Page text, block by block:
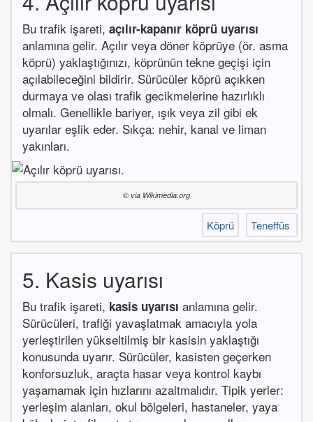
Bu trafik işareti, açılır-kapanır köprü uyarısı
anlamına gelir. Açılır veya döner köprüye (ör. asma
köprü) yaklaştığınızı, köprünün tekne geçişi için
açılabileceğini bildirir. Sürücüler köprü açıkken
durmaya ve olası trafik gecikmelerine hazırlıklı
olmalı. Genellikle bariyer, ışık veya zil gibi ek
uyarılar eşlik eder. Sıkça: nehir, kanal ve liman
yakınları.
© via Wikimedia.org
Köprü Teneffüs
5. Kasis uyarısı
Bu trafik işareti, kasis uyarısı anlamına gelir.
Sürücüleri, trafiği yavaşlatmak amacıyla yola
yerleştirilen yükseltilmiş bir kasisin yaklaştığı
konusunda uyarır. Sürücüler, kasisten geçerken
konforsuzluk, araçta hasar veya kontrol kaybı
yaşamamak için hızlarını azaltmalıdır. Tipik yerler:
yerleşim alanları, okul bölgeleri, hastaneler, yaya